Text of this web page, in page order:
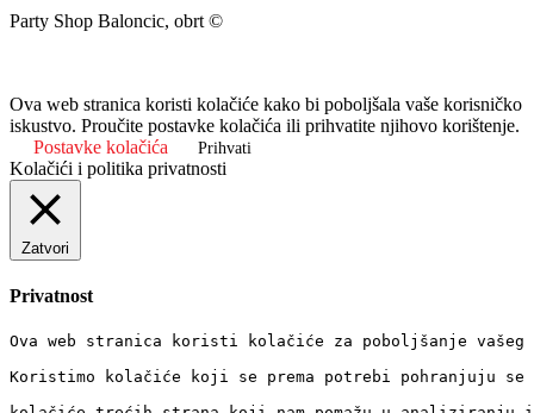
Party Shop Baloncic, obrt ©
Ova web stranica koristi kolačiće kako bi poboljšala vaše korisničko
iskustvo. Proučite postavke kolačića ili prihvatite njihovo korištenje.
Postavke kolačića
Prihvati
Kolačići i politika privatnosti
Zatvori
Privatnost
Ova web stranica koristi kolačiće za poboljšanje
Koristimo kolačiće koji se prema potrebi pohranjuju